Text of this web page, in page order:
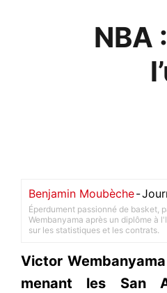
NBA
Benjamin Moubèche-
Éperdument passionné de basket,
Wembanyama après un diplôme à
sur les statistiques et les contrats.
Victor
menant les San